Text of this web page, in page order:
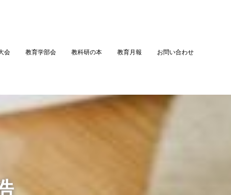
会 教育学部会 教科研の本 教育月報 お問い合わせ